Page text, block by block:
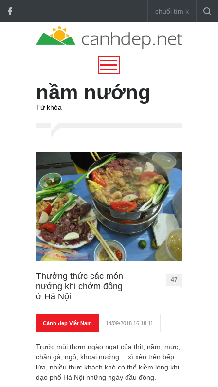
nầm nướng
Từ khóa
Thưởng thức các món
nướng khi chớm đông
ở Hà Nội
47
Cảnh đẹp Việt Nam 14/09/2018 16:18:11
Trước mùi thơm ngào ngạt của thịt, nầm, mực,
chân gà, ngô, khoai nướng… xì xèo trên bếp
lửa, nhiều thực khách khó có thể kiềm lòng khi
dạo phố Hà Nội những ngày đầu đông.